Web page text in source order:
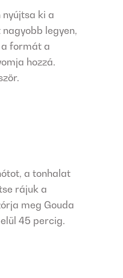
ki a
legyen,
formát a
hozzá.
a tonhalat
rájuk a
meg Gouda
45 percig.